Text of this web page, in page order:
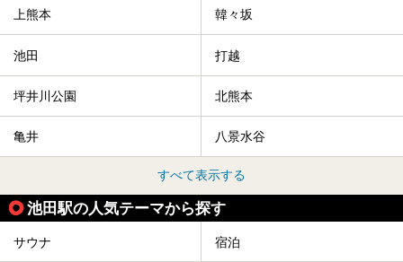
上熊本 韓々坂
池田 打越
坪井川公園 北熊本
亀井 八景水谷
すべて表示する
池田駅の人気テーマから探す
サウナ 宿泊